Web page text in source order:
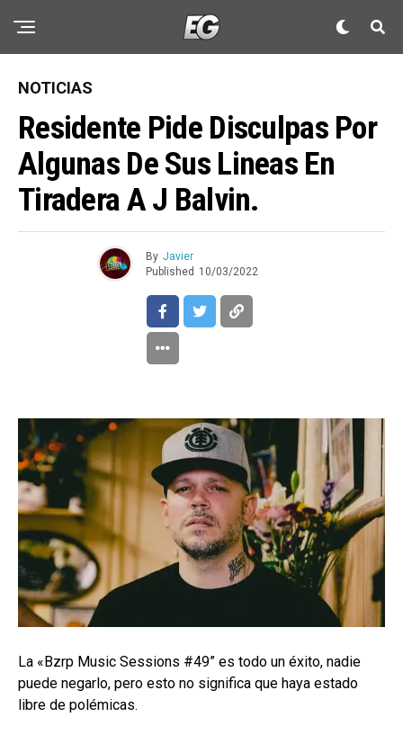
NOTICIAS
Residente Pide Disculpas Por
Algunas De Sus Lineas En
Tiradera A J Balvin.
By Javier
Published 10/03/2022
La «Bzrp Music Sessions #49” es todo un éxito, nadie
puede negarlo, pero esto no significa que haya estado
libre de polémicas.